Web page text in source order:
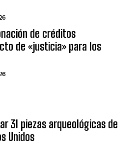
de créditos
de «justicia» para los
31 piezas arqueológicas de
Unidos